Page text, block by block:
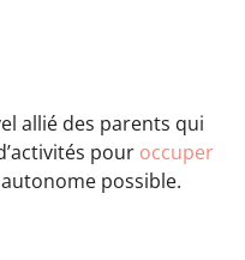
allié des parents qui
pour occuper
possible.